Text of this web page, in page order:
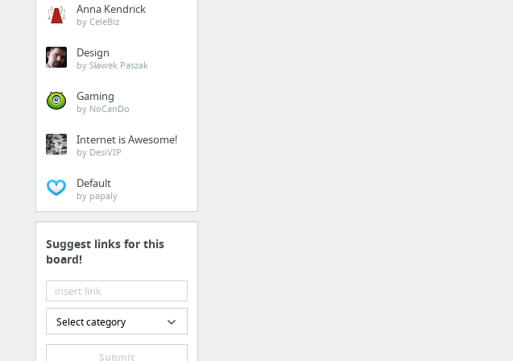
Anna Kendrick
by CeleBiz
Design
by Sławek Paszak
Gaming
by NoCanDo
Internet is Awesome!
by DesiVIP
Default
by papaly
Suggest links for this
board!
Select category
Submit